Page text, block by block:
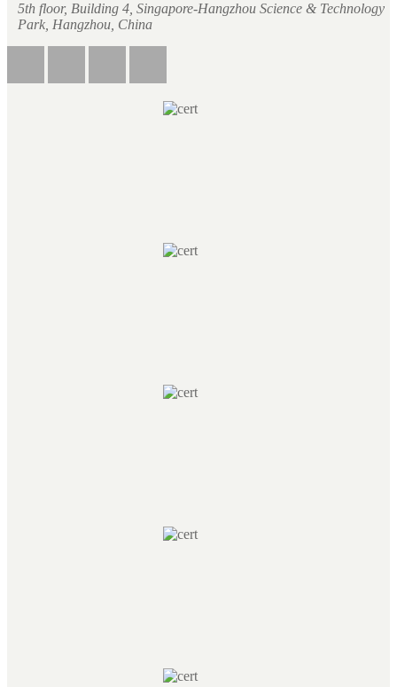
5th floor, Building 4, Singapore-Hangzhou Science & Technology
Park, Hangzhou, China